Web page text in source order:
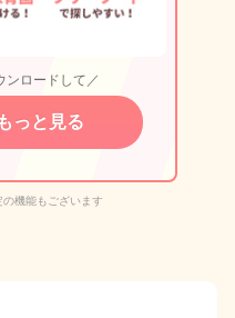
ンロードして／
っと見る
機能もございます